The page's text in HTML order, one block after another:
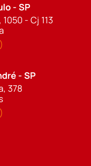
- SP
- Cj 113
- SP
378